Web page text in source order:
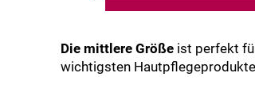
Die mittlere Größe ist perfekt
wichtigsten